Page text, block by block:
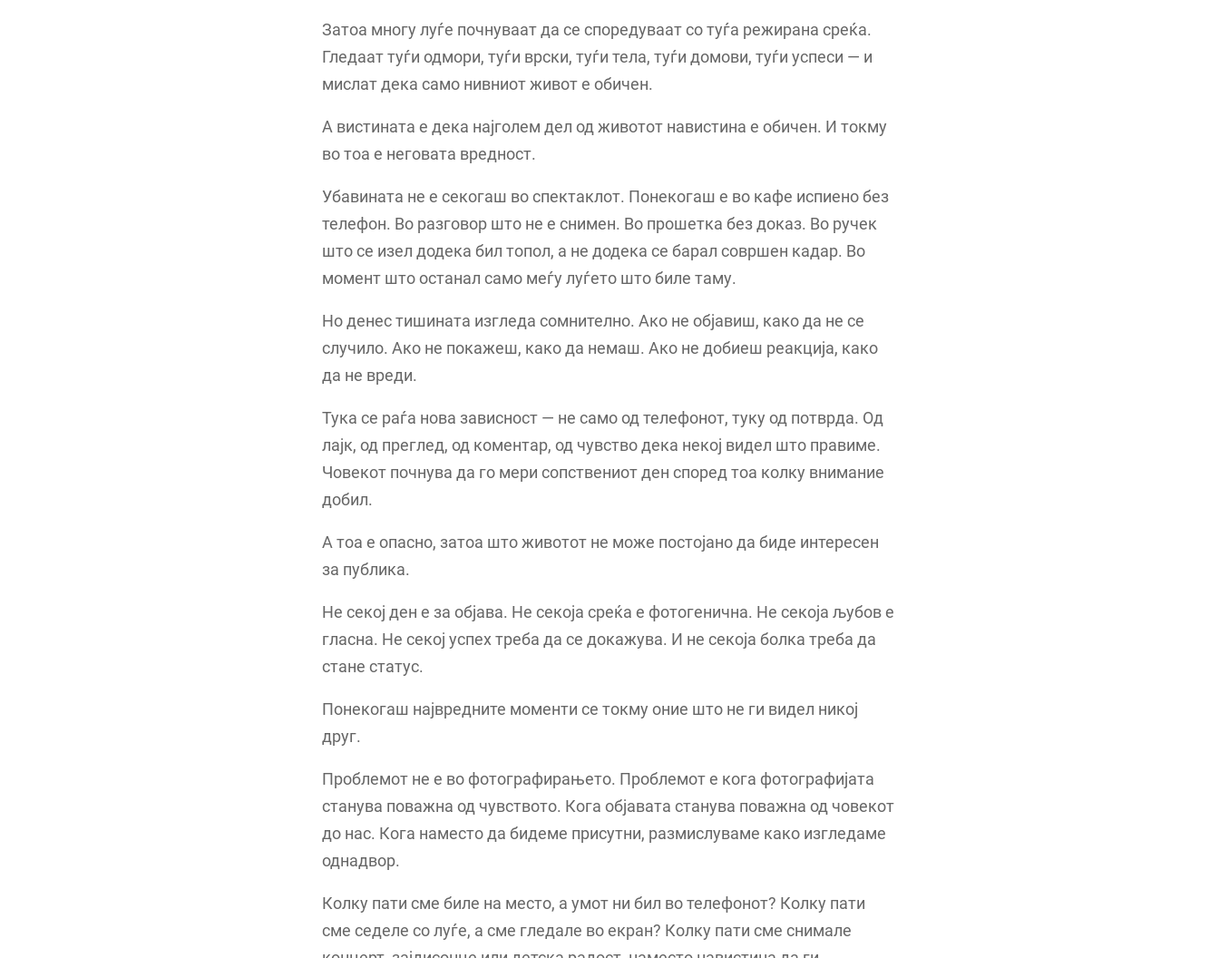
Затоа многу луѓе почнуваат да се споредуваат со туѓа режирана среќа.
Гледаат туѓи одмори, туѓи врски, туѓи тела, туѓи домови, туѓи успеси — и
мислат дека само нивниот живот е обичен.
А вистината е дека најголем дел од животот навистина е обичен. И токму
во тоа е неговата вредност.
Убавината не е секогаш во спектаклот. Понекогаш е во кафе испиено без
телефон. Во разговор што не е снимен. Во прошетка без доказ. Во ручек
што се изел додека бил топол, а не додека се барал совршен кадар. Во
момент што останал само меѓу луѓето што биле таму.
Но денес тишината изгледа сомнително. Ако не објавиш, како да не се
случило. Ако не покажеш, како да немаш. Ако не добиеш реакција, како
да не вреди.
Тука се раѓа нова зависност — не само од телефонот, туку од потврда. Од
лајк, од преглед, од коментар, од чувство дека некој видел што правиме.
Човекот почнува да го мери сопствениот ден според тоа колку внимание
добил.
А тоа е опасно, затоа што животот не може постојано да биде интересен
за публика.
Не секој ден е за објава. Не секоја среќа е фотогенична. Не секоја љубов е
гласна. Не секој успех треба да се докажува. И не секоја болка треба да
стане статус.
Понекогаш највредните моменти се токму оние што не ги видел никој
друг.
Проблемот не е во фотографирањето. Проблемот е кога фотографијата
станува поважна од чувството. Кога објавата станува поважна од човекот
до нас. Кога наместо да бидеме присутни, размислуваме како изгледаме
однадвор.
Колку пати сме биле на место, а умот ни бил во телефонот? Колку пати
сме седеле со луѓе, а сме гледале во екран? Колку пати сме снимале